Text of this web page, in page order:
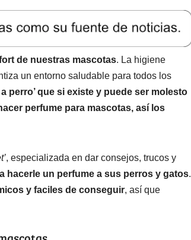
de nuestras mascotas. La higiene
un entorno saludable para todos los
perro’ que si existe y puede ser molesto
perfume para mascotas, así los
, especializada en dar consejos, trucos y
hacerle un perfume a sus perros y gatos.
y faciles de conseguir, así que